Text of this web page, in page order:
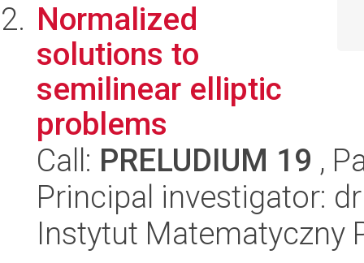
Normalized
solutions to
semilinear elliptic
problems
Call: PRELUDIUM 19 ,
Principal investigator:
Instytut Matematyczny